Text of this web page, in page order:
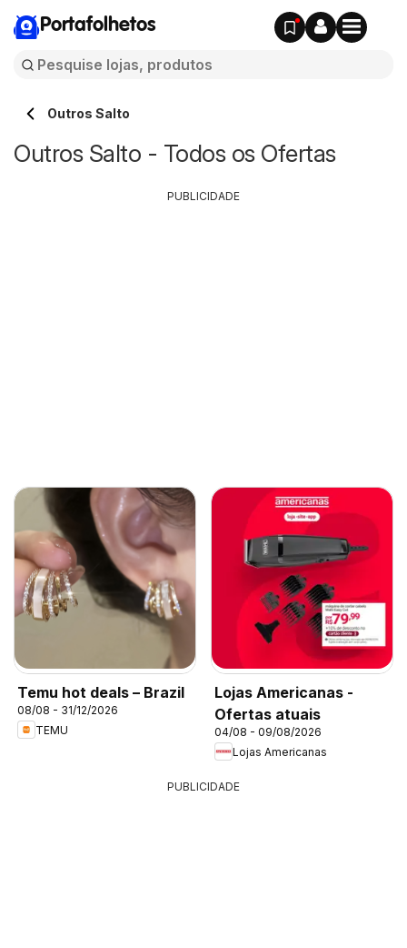
Portafolhetos
Outros Salto
Outros Salto - Todos os Ofertas
Temu hot deals – Brazil
08/08 - 31/12/2026
TEMU
Lojas Americanas -
Ofertas atuais
04/08 - 09/08/2026
Lojas Americanas
PUBLICIDADE
PUBLICIDADE